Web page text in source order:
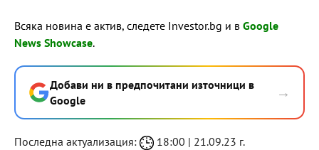
Всяка новина е актив, следете Investor.bg и в Google
News Showcase.
Добави ни в предпочитани източници в
Google
→
Последна актуализация: 18:00 | 21.09.23 г.